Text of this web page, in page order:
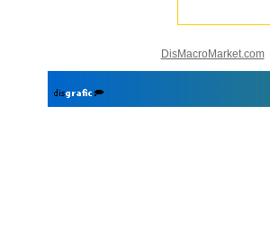
DisMacroMarket.com|